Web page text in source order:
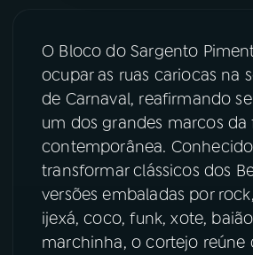
08 FESTIVAL DE MÚSICA
ACOMPANHE A RÁDIO NACIONAL
YouTube
Instagram
TikTok
O Bloco do Sargento
ocupar as ruas cariocas na
de Carnaval, reafirmando
um dos grandes marcos da
contemporânea.
transformar clássicos dos
versões embaladas por
ijexá, coco, funk, xote,
marchinha, o cortejo reúne